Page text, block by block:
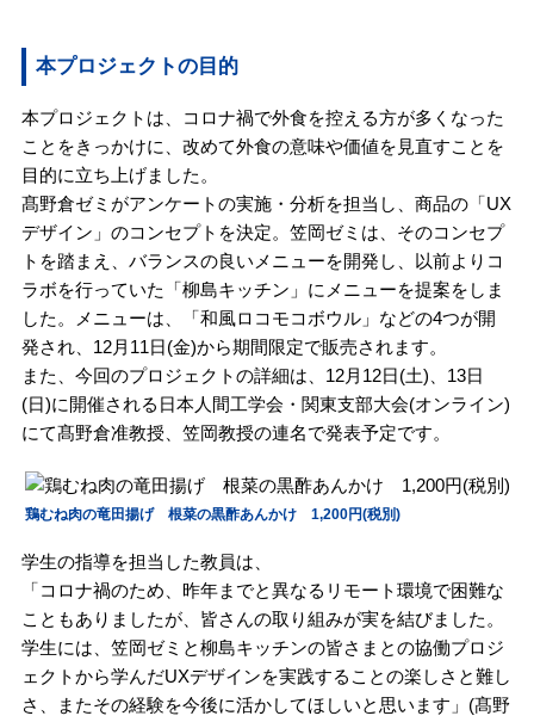
本プロジェクトの目的
鶏むね肉の竜田揚げ 根菜の黒酢あんかけ 1,200円(税別)
本プロジェクトは、コロナ禍で外食を控える方が多くなった
ことをきっかけに、改めて外食の意味や価値を見直すことを
目的に立ち上げました。
髙野倉ゼミがアンケートの実施・分析を担当し、商品の「UX
デザイン」のコンセプトを決定。笠岡ゼミは、そのコンセプ
トを踏まえ、バランスの良いメニューを開発し、以前よりコ
ラボを行っていた「柳島キッチン」にメニューを提案をしま
した。メニューは、「和風ロコモコボウル」などの4つが開
発され、12月11日(金)から期間限定で販売されます。
また、今回のプロジェクトの詳細は、12月12日(土)、13日
(日)に開催される日本人間工学会・関東支部大会(オンライン)
にて髙野倉准教授、笠岡教授の連名で発表予定です。
学生の指導を担当した教員は、
「コロナ禍のため、昨年までと異なるリモート環境で困難な
こともありましたが、皆さんの取り組みが実を結びました。
学生には、笠岡ゼミと柳島キッチンの皆さまとの協働プロジ
ェクトから学んだUXデザインを実践することの楽しさと難し
さ、またその経験を今後に活かしてほしいと思います」(髙野